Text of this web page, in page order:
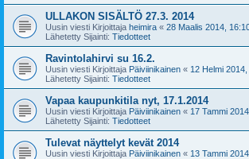
ULLAKON SISÄLTÖ 27.3. 2014
Uusin viesti Kirjoittaja heimira « 28 Maalis 2014,
Lähetetty Sijainti: Tiedotteet
Ravintolahirvi su 16.2.
Uusin viesti Kirjoittaja Päiviinikainen « 12 Helmi 2014,
Lähetetty Sijainti: Tiedotteet
Vapaa kaupunkitila nyt, 17.1.2014
Uusin viesti Kirjoittaja Päiviinikainen « 17 Tammi
Lähetetty Sijainti: Tiedotteet
Tulevat näyttelyt kevät 2014
Uusin viesti Kirjoittaja Päiviinikainen « 13 Tammi